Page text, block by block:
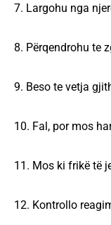
7. Largohu nga
8. Përqendrohu te
9. Beso te vetja
10. Fal, por mos
11. Mos ki frikë të
12. Kontrollo